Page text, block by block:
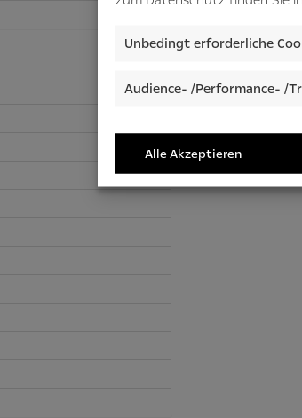
Unbedingt erforderliche
Audience- /Performance- /
Alle Akzeptieren
Six cars
with a 2,000 km